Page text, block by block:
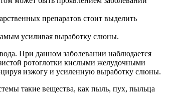
препаратов стоит выделить
усиливая выработку слюны.
При данном заболевании наблюдается
ротоглотки кислыми желудочными
изжогу и усиленную выработку слюны.
такие вещества, как пыль, пух, пыльца